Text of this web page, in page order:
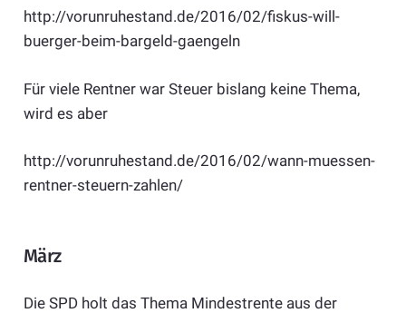
http://vorunruhestand.de/2016/02/fiskus-will-
buerger-beim-bargeld-gaengeln
Für viele Rentner war Steuer bislang keine Thema,
wird es aber
http://vorunruhestand.de/2016/02/wann-muessen-
rentner-steuern-zahlen/
März
Die SPD holt das Thema Mindestrente aus der